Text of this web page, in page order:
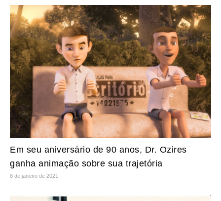
Em seu aniversário de 90 anos, Dr. Ozires
ganha animação sobre sua trajetória
8 de janeiro de 2021